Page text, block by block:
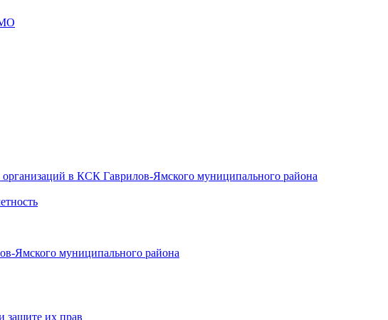
в КСК Гаврилов-Ямского муниципального района
Ямского муниципального района
защите их прав